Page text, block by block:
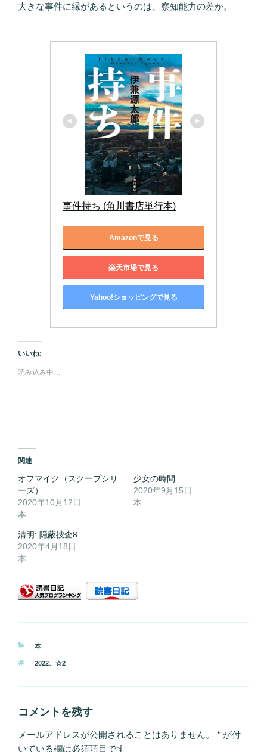
大きな事件に縁があるというのは、察知能力の差か。
事件持ち (角川書店単行本)
Amazonで見る
楽天市場で見る
Yahoo!ショッピングで見る
いいね:
読み込み中…
関連
オフマイク（スクープシリ
ーズ）
2020年10月12日
本
少女の時間
2020年9月15日
本
清明: 隠蔽捜査8
2020年4月18日
本
カ
ゴ
ー
本
タ
2022、 ☆2
コメントを残す
メールアドレスが公開されることはありません。 * が付
いている欄は必須項目です